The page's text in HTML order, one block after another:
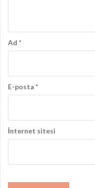
Ad *
E-posta *
İnternet sitesi